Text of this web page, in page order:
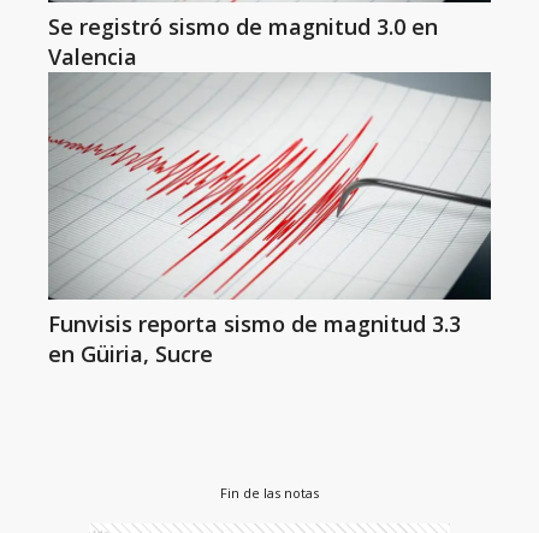
Se registró sismo de magnitud 3.0 en
Valencia
Funvisis reporta sismo de magnitud 3.3
en Güiria, Sucre
Fin de las notas